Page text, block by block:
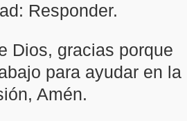
Responder.
Dios, gracias porque
para ayudar en la
Amén.